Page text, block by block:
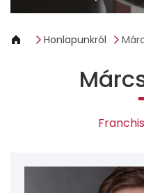
Honlapunkról